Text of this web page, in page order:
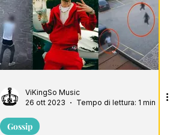
ViKingSo Music
26 ott 2023
Tempo di lettura: 1 min
Gossip